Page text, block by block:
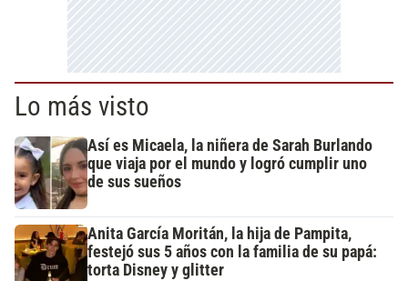
Lo más visto
Así es Micaela, la niñera de Sarah Burlando
que viaja por el mundo y logró cumplir uno
de sus sueños
Anita García Moritán, la hija de Pampita,
festejó sus 5 años con la familia de su papá:
torta Disney y glitter